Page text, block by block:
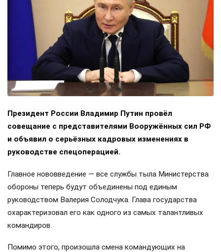
Президент России Владимир Путин провёл
совещание с представителями Вооружённых сил РФ
и объявил о серьёзных кадровых изменениях в
руководстве спецоперацией.
Главное нововведение — все службы тыла Министерства
обороны теперь будут объединены под единым
руководством Валерия Солодчука. Глава государства
охарактеризовал его как одного из самых талантливых
командиров.
Помимо этого, произошла смена командующих на